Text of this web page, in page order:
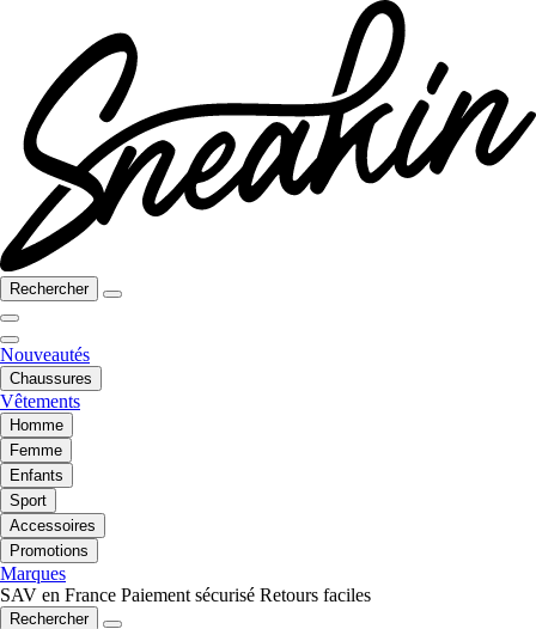
Rechercher
Nouveautés
Chaussures
Vêtements
Homme
Femme
Enfants
Sport
Accessoires
Promotions
Marques
SAV en France Paiement sécurisé Retours faciles
Rechercher